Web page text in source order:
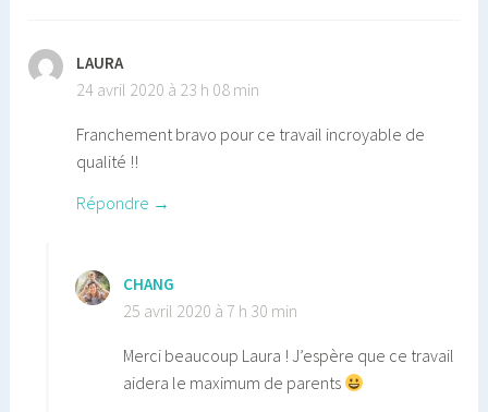
LAURA
24 avril 2020 à 23 h 08 min
Franchement bravo pour ce travail incroyable de
qualité !!
Répondre
CHANG
25 avril 2020 à 7 h 30 min
Merci beaucoup Laura ! J’espère que ce travail
aidera le maximum de parents